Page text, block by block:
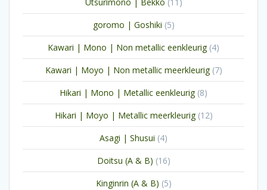
Utsurimono | Bekko 11
producten
goromo | Goshiki 55
producten
Kawari | Mono | Non metallic eenkleurig 44
producten
Kawari | Moyo | Non metallic meerkleurig 77
producten
Hikari | Mono | Metallic eenkleurig 88
producten
Hikari | Moyo | Metallic meerkleurig 1212
producten
Asagi | Shusui 44
producten
Doitsu (A & B) 1616
producten
Kinginrin (A & B) 55